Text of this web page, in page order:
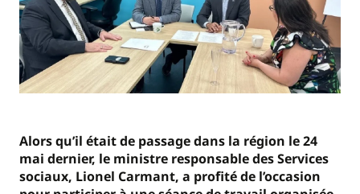
Alors qu’il était de passage dans la région le 24
mai dernier, le ministre responsable des Services
sociaux, Lionel Carmant, a profité de l’occasion